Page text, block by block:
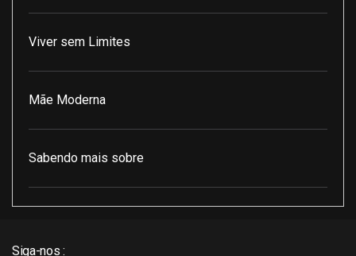
Viver sem Limites
Mãe Moderna
Sabendo mais sobre
Siga-nos :